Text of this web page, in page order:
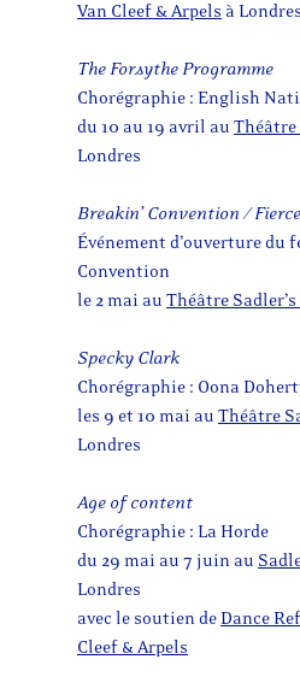
Van Cleef & Arpels à Londres
The Forsythe Programme
Chorégraphie : English
du 10 au 19 avril au Théâtre
Londres
Breakin’ Convention /
Événement d’ouverture du
Convention
le 2 mai au Théâtre
Specky Clark
Chorégraphie : Oona
les 9 et 10 mai au Théâtre
Londres
Age of content
Chorégraphie : La Horde
du 29 mai au 7 juin au
Londres
avec le soutien deDance
Cleef & Arpels